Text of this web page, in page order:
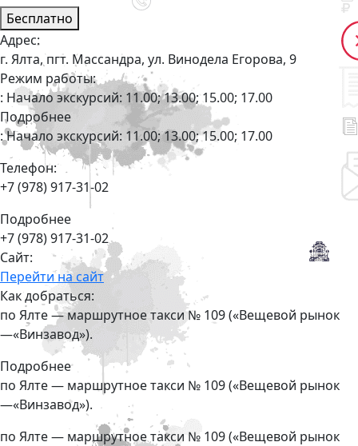
Бесплатно
Адрес:
г. Ялта, пгт. Массандра, ул. Винодела Егорова, 9
Режим работы:
: Начало экскурсий: 11.00; 13.00; 15.00; 17.00
Подробнее
: Начало экскурсий: 11.00; 13.00; 15.00; 17.00
Телефон:
+7 (978) 917-31-02
Подробнее
+7 (978) 917-31-02
Сайт:
Перейти на сайт
Как добраться:
по Ялте — маршрутное такси № 109 («Вещевой рынок
—«Винзавод»).
Подробнее
по Ялте — маршрутное такси № 109 («Вещевой рынок
—«Винзавод»).
по Ялте — маршрутное такси № 109 («Вещевой рынок